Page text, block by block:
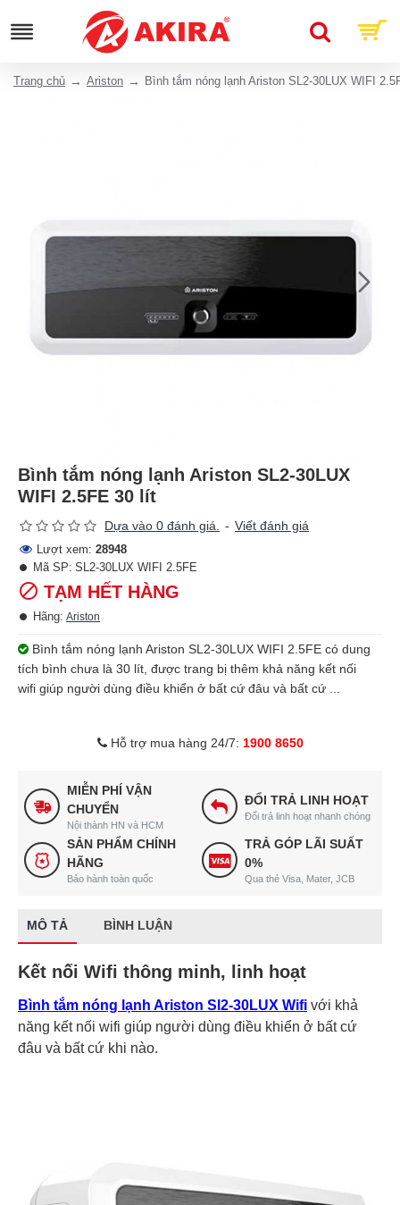
Trang chủ Ariston Bình tắm nóng lạnh Ariston SL2-30LUX WIFI
Bình tắm nóng lạnh Ariston SL2-30LUX
WIFI 2.5FE 30 lít
Dựa vào 0 đánh giá. - Viết đánh giá
Lượt xem: 28948
TẠM HẾT HÀNG
Hãng: Ariston
Mã SP: SL2-30LUX WIFI 2.5FE
Bình tắm nóng lạnh Ariston SL2-30LUX WIFI 2.5FE có dung
tích bình chưa là 30 lít, được trang bị thêm khả năng kết nối
wifi giúp người dùng điều khiển ở bất cứ đâu và bất cứ ...
Hỗ trợ mua hàng 24/7: 1900 8650
MIỄN PHÍ VẬN
CHUYỂN
Nội thành HN và HCM
ĐỔI TRẢ LINH HOẠT
Đổi trả linh hoạt nhanh chóng
SẢN PHẨM CHÍNH
HÃNG
Bảo hành toàn quốc
TRẢ GÓP LÃI SUẤT
0%
Qua thẻ Visa, Mater, JCB
MÔ TẢ BÌNH LUẬN
Kết nối Wifi thông minh, linh hoạt
Bình tắm nóng lạnh Ariston Sl2-30LUX Wifi với khả
năng kết nối wifi giúp người dùng điều khiển ở bất cứ
đâu và bất cứ khi nào.